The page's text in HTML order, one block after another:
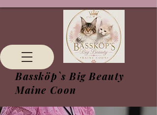
Bassköp`s Big Beauty
Maine Coon